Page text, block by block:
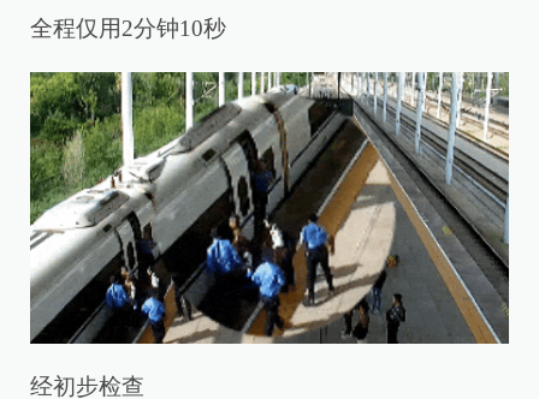
全程仅用2分钟10秒
经初步检查